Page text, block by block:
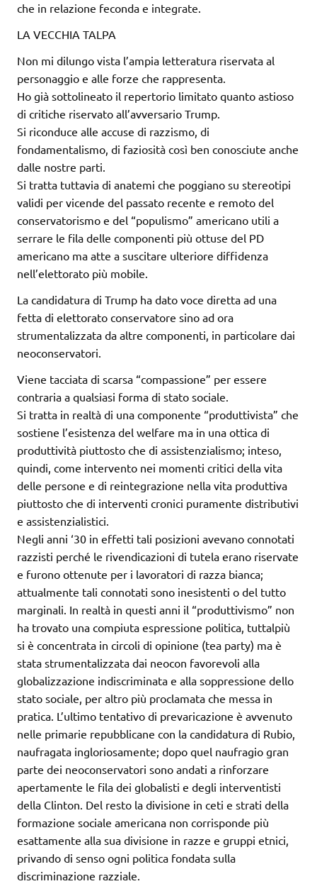
che in relazione feconda e integrate.
LA VECCHIA TALPA
Non mi dilungo vista l’ampia letteratura riservata al
personaggio e alle forze che rappresenta.
Ho già sottolineato il repertorio limitato quanto astioso
di critiche riservato all’avversario Trump.
Si riconduce alle accuse di razzismo, di
fondamentalismo, di faziosità così ben conosciute anche
dalle nostre parti.
Si tratta tuttavia di anatemi che poggiano su stereotipi
validi per vicende del passato recente e remoto del
conservatorismo e del “populismo” americano utili a
serrare le fila delle componenti più ottuse del PD
americano ma atte a suscitare ulteriore diffidenza
nell’elettorato più mobile.
La candidatura di Trump ha dato voce diretta ad una
fetta di elettorato conservatore sino ad ora
strumentalizzata da altre componenti, in particolare dai
neoconservatori.
Viene tacciata di scarsa “compassione” per essere
contraria a qualsiasi forma di stato sociale.
Si tratta in realtà di una componente “produttivista” che
sostiene l’esistenza del welfare ma in una ottica di
produttività piuttosto che di assistenzialismo; inteso,
quindi, come intervento nei momenti critici della vita
delle persone e di reintegrazione nella vita produttiva
piuttosto che di interventi cronici puramente distributivi
e assistenzialistici.
Negli anni ‘30 in effetti tali posizioni avevano connotati
razzisti perché le rivendicazioni di tutela erano riservate
e furono ottenute per i lavoratori di razza bianca;
attualmente tali connotati sono inesistenti o del tutto
marginali. In realtà in questi anni il “produttivismo” non
ha trovato una compiuta espressione politica, tuttalpiù
si è concentrata in circoli di opinione (tea party) ma è
stata strumentalizzata dai neocon favorevoli alla
globalizzazione indiscriminata e alla soppressione dello
stato sociale, per altro più proclamata che messa in
pratica. L’ultimo tentativo di prevaricazione è avvenuto
nelle primarie repubblicane con la candidatura di Rubio,
naufragata ingloriosamente; dopo quel naufragio gran
parte dei neoconservatori sono andati a rinforzare
apertamente le fila dei globalisti e degli interventisti
della Clinton. Del resto la divisione in ceti e strati della
formazione sociale americana non corrisponde più
esattamente alla sua divisione in razze e gruppi etnici,
privando di senso ogni politica fondata sulla
discriminazione razziale.